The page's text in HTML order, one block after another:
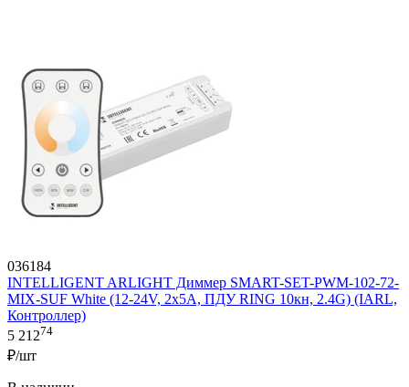
036184
INTELLIGENT ARLIGHT Диммер SMART-SET-PWM-102-72-
MIX-SUF White (12-24V, 2x5A, ПДУ RING 10кн, 2.4G) (IARL,
Контроллер)
5 21274
₽/шт